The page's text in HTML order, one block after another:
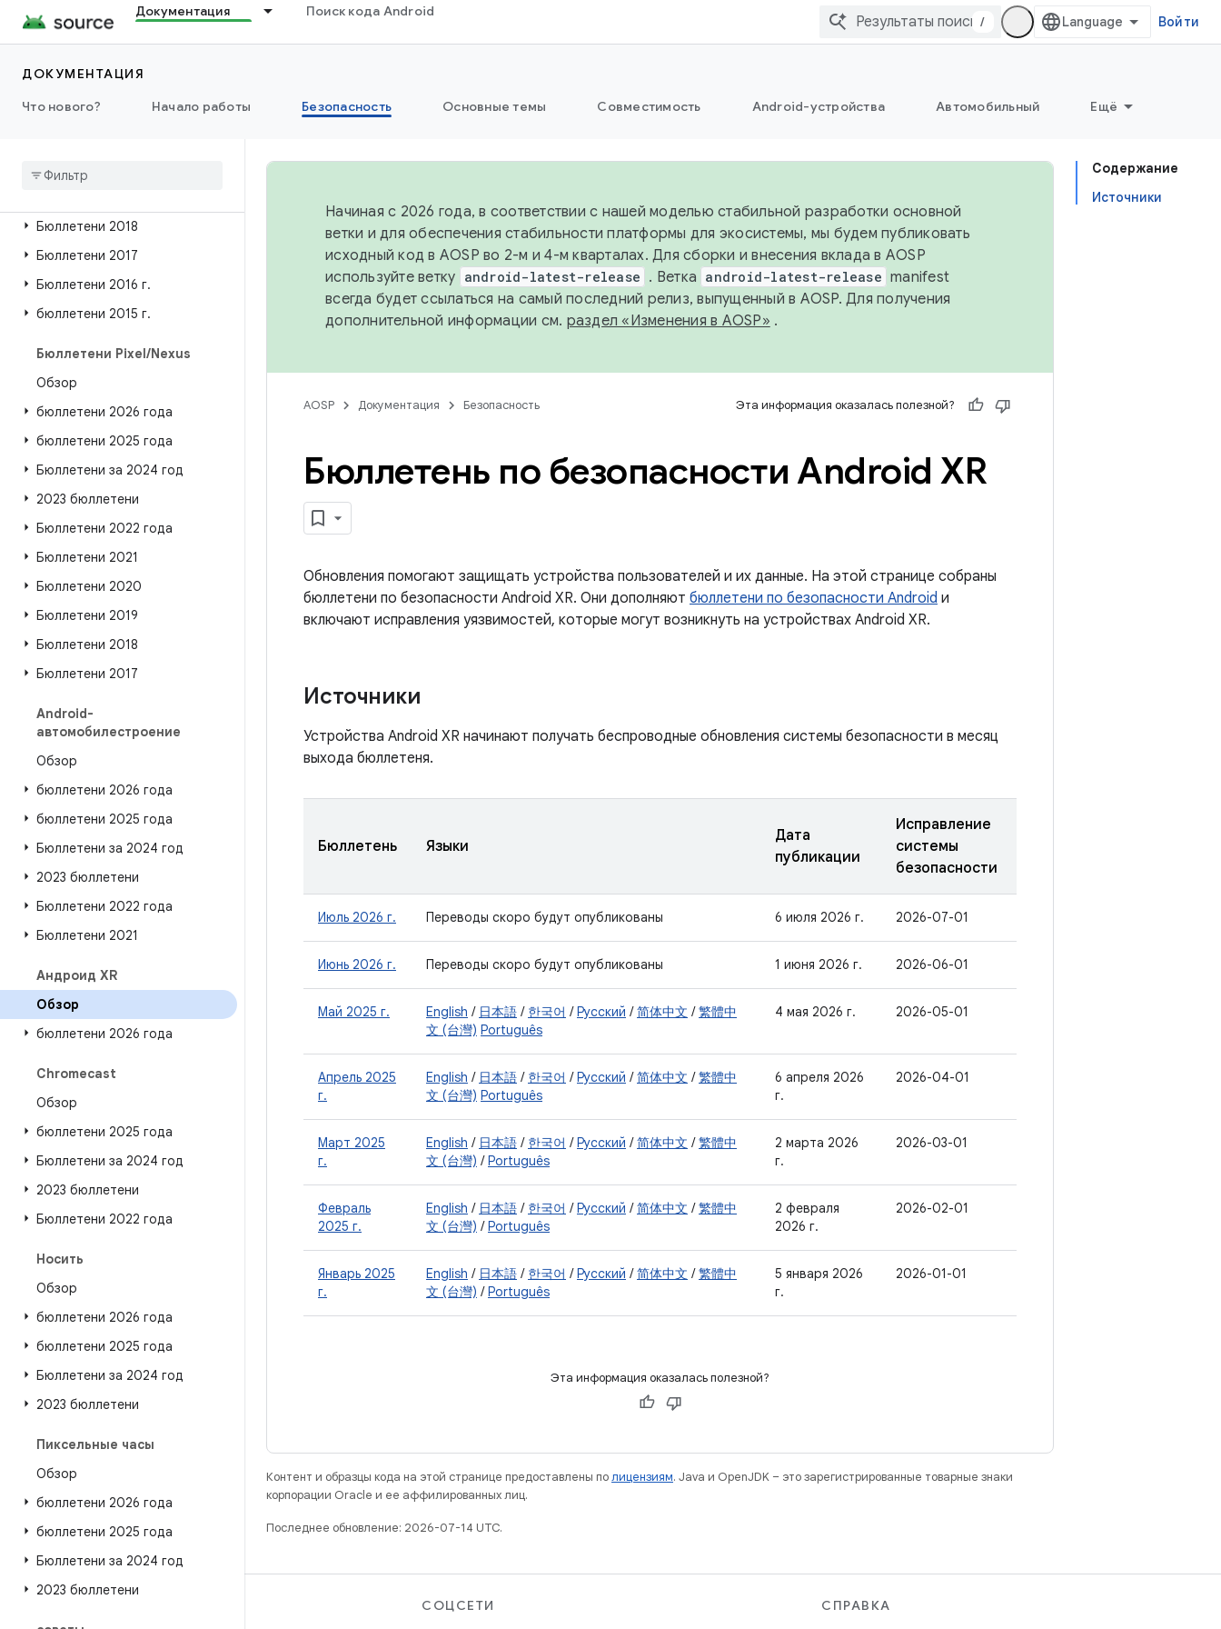
Документация Поиск кода Android
/ Войти
ДОКУМЕНТАЦИЯ
Что нового?
Начало работы Безопасность Основные темы Совместимость Android-устройства Автомобильный Ещё
бюллетени 2025 года
2023 бюллетени
Бюллетени 2022 года
Бюллетени 2020
Бюллетени 2018
Бюллетени 2017
Бюллетени 2016 г.
бюллетени 2015 г.
Бюллетени Pixel/Nexus
Обзор
бюллетени 2026 года
бюллетени 2025 года
Бюллетени за 2024 год
2023 бюллетени
Бюллетени 2022 года
Бюллетени 2021
Бюллетени 2020
Бюллетени 2019
Бюллетени 2018
Бюллетени 2017
Android-
автомобилестроение
Обзор
бюллетени 2026 года
бюллетени 2025 года
Бюллетени за 2024 год
2023 бюллетени
Бюллетени 2022 года
Бюллетени 2021
Андроид XR
Обзор
бюллетени 2026 года
Chromecast
Обзор
бюллетени 2025 года
Бюллетени за 2024 год
2023 бюллетени
Бюллетени 2022 года
Носить
Обзор
бюллетени 2026 года
бюллетени 2025 года
Бюллетени за 2024 год
2023 бюллетени
Пиксельные часы
Обзор
бюллетени 2026 года
бюллетени 2025 года
Бюллетени за 2024 год
2023 бюллетени
Содержание
Источники
Начиная с 2026 года, в соответствии с нашей моделью стабильной разработки основной
ветки и для обеспечения стабильности платформы для экосистемы, мы будем публиковать
исходный код в AOSP во 2-м и 4-м кварталах. Для сборки и внесения вклада в AOSP
используйте ветку android-latest-release . Ветка android-latest-release manifest
всегда будет ссылаться на самый последний релиз, выпущенный в AOSP. Для получения
дополнительной информации см. раздел «Изменения в AOSP» .
AOSP Документация Безопасность Эта информация оказалась полезной?
Бюллетень по безопасности Android XR
Обновления помогают защищать устройства пользователей и их данные. На этой странице собраны
бюллетени по безопасности Android XR. Они дополняют бюллетени по безопасности Android и
включают исправления уязвимостей, которые могут возникнуть на устройствах Android XR.
Источники
Устройства Android XR начинают получать беспроводные обновления системы безопасности в месяц
выхода бюллетеня.
Бюллетень Языки
Дата
публикации
Исправление
системы
безопасности
Июль 2026 г. Переводы скоро будут опубликованы 6 июля 2026 г. 2026-07-01
Июнь 2026 г. Переводы скоро будут опубликованы 1 июня 2026 г. 2026-06-01
Май 2025 г. English / 日本語 / 한국어 /Русский /简体中文 /繁體中
文 (台灣) Português
4 мая 2026 г. 2026-05-01
Апрель 2025
г.
English / 日本語 / 한국어 /Русский /简体中文 /繁體中
文 (台灣) Português
6 апреля 2026
г.
2026-04-01
Март 2025
г.
English / 日本語 / 한국어 /Русский /简体中文 /繁體中
文 (台灣) /Português
2 марта 2026
г.
2026-03-01
Февраль
2025 г.
English / 日本語 / 한국어 /Русский /简体中文 /繁體中
文 (台灣) /Português
2 февраля
2026 г.
2026-02-01
Январь 2025
г.
English / 日本語 / 한국어 /Русский /简体中文 /繁體中
文 (台灣) /Português
5 января 2026
г.
2026-01-01
Эта информация оказалась полезной?
Контент и образцы кода на этой странице предоставлены полицензиям. Java и OpenJDK – это зарегистрированные товарные знаки
корпорации Oracle и ее аффилированных лиц.
Последнее обновление: 2026-07-14 UTC.
СОЦСЕТИ
СПРАВКА